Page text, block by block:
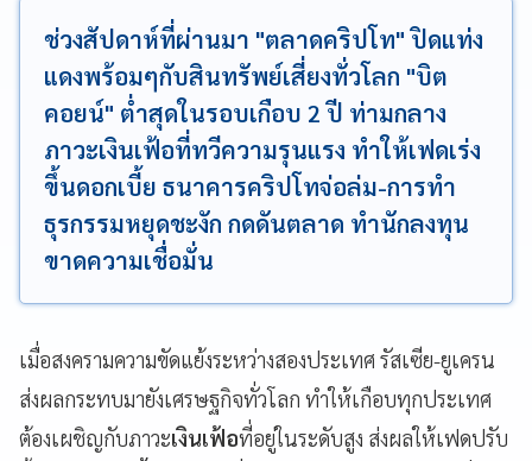
ช่วงสัปดาห์ที่ผ่านมา "ตลาดคริปโท" ปิดแท่ง
แดงพร้อมๆกับสินทรัพย์เสี่ยงทั่วโลก "บิต
คอยน์" ต่ำสุดในรอบเกือบ 2 ปี ท่ามกลาง
ภาวะเงินเฟ้อที่ทวีความรุนแรง ทำให้เฟดเร่ง
ขึ้นดอกเบี้ย ธนาคารคริปโทจ่อล่ม-การทำ
ธุรกรรมหยุดชะงัก กดดันตลาด ทำนักลงทุน
ขาดความเชื่อมั่น
เมื่อสงครามความขัดแย้งระหว่างสองประเทศ รัสเซีย-ยูเครน
ส่งผลกระทบมายังเศรษฐกิจทั่วโลก ทำให้เกือบทุกประเทศ
ต้องเผชิญกับภาวะเงินเฟ้อที่อยู่ในระดับสูง ส่งผลให้เฟดปรับ